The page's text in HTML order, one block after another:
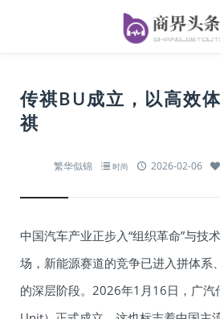
传祺BU成立，以高效
祺
繁华似锦 时尚 2026-02-06
中国汽车产业正步入“组织革命”与技
场，新能源赛道的竞争已进入拼体系
的深层阶段。2026年1月16日，广汽